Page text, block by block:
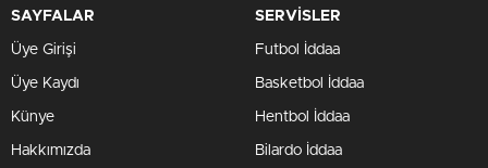
SAYFALAR
Üye Girişi
Üye Kaydı
Künye
Hakkımızda
SERVİSLER
Futbol İddaa
Basketbol İddaa
Hentbol İddaa
Bilardo İddaa